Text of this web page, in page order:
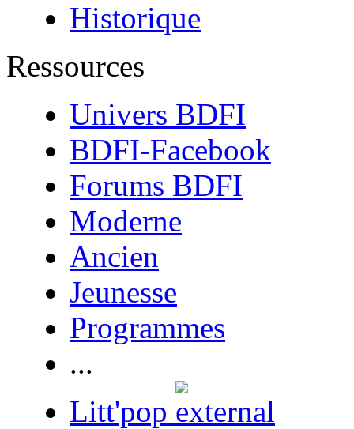
Historique
Ressources
Univers BDFI
BDFI-Facebook
Forums BDFI
Moderne
Ancien
Jeunesse
Programmes
...
Litt'pop